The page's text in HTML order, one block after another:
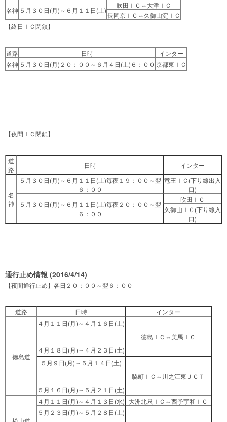
名神 ５月３０日(月)～６月１１日(土)
吹田ＩＣ⇔大津ＩＣ
長岡京ＩＣ⇔久御山淀ＩＣ
【終日ＩＣ閉鎖】
道路 日時
インター
名神 ５月３０日(月)２０：００～６月４日(土)６：００ 京都東ＩＣ
【夜間ＩＣ閉鎖】
道
路
日時 インター
名
神
５月３０日(月)～６月１１日(土)毎夜１９：００～翌
６：００
竜王ＩＣ(下り線出入
口)
５月３０日(月)～６月１１日(土)毎夜２０：００～翌
６：００
吹田ＩＣ
久御山ＩＣ(下り線入
口)
通行止め情報 (2016/4/14)
【夜間通行止め】各日２０：００～翌６：００
道路 日時 インター
徳島道
４月１１日(月)～４月１６日(土)
４月１８日(月)～４月２３日(土)
徳島ＩＣ⇔美馬ＩＣ
５月９日(月)～５月１４日(土)
５月１６日(月)～５月２１日(土)
脇町ＩＣ⇔川之江東ＪＣＴ
４月１１日(月)～４月１３日(水) 大洲北只ＩＣ⇔西予宇和ＩＣ
５月２３日(月)～５月２８日(土)